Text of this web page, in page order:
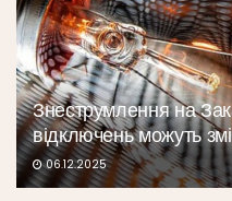
Знеструмлення на
відключень можуть
06.12.2025